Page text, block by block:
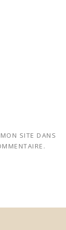
SITE DANS